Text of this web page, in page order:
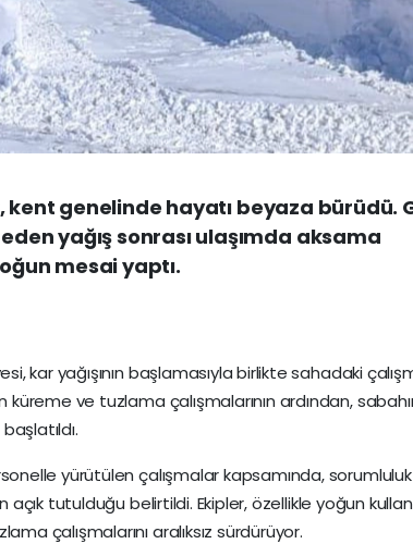
kent genelinde hayatı beyaza bürüdü.
yağış sonrası ulaşımda aksama
mesai yaptı.
kar yağışının başlamasıyla birlikte sahadaki
küreme ve tuzlama çalışmalarının ardından,
yürütülen çalışmalar kapsamında, sorumluluk
tutulduğu belirtildi. Ekipler, özellikle yoğun
çalışmalarını aralıksız sürdürüyor.